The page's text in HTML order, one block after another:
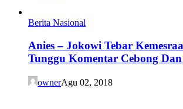
Berita Nasional
Anies – Jokowi Tebar
Tunggu Komentar Cebong
ownerAgu 02, 2018